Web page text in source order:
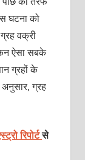
घटना को
वक्री
ऐसा सबके
ग्रहों के
ग्रह
रिपोर्टसे